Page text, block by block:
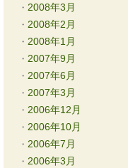
2008年3月
2008年2月
2008年1月
2007年9月
2007年6月
2007年3月
2006年12月
2006年10月
2006年7月
2006年3月